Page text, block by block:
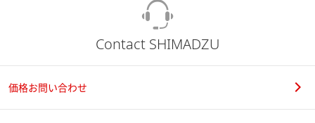
Contact SHIMADZU
価格お問い合わせ